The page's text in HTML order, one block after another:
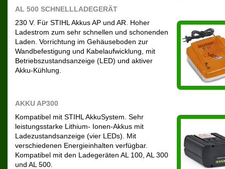
AL 500 SCHNELLLADEGERÄT
230 V. Für STIHL Akkus AP und AR. Hoher
Ladestrom zum sehr schnellen und schonenden
Laden. Vorrichtung im Gehäuseboden zur
Wandbefestigung und Kabelaufwicklung, mit
Betriebszustandsanzeige (LED) und aktiver
Akku-Kühlung.
AKKU AP300
Kompatibel mit STIHL AkkuSystem. Sehr
leistungsstarke Lithium- Ionen-Akkus mit
Ladezustandsanzeige (vier LEDs). Mit
verschiedenen Energieinhalten verfügbar.
Kompatibel mit den Ladegeräten AL 100, AL 300
und AL 500.